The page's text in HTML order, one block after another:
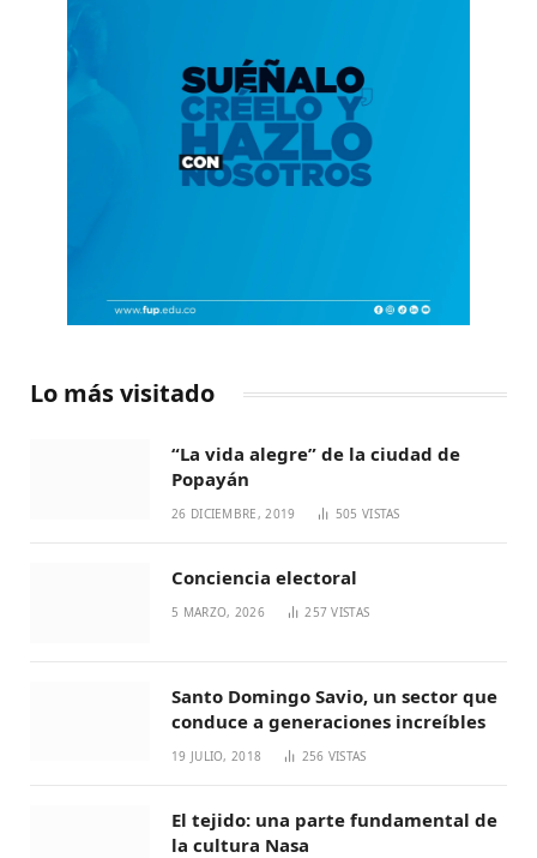
Lo más visitado
“La vida alegre” de la ciudad de
Popayán
26 DICIEMBRE, 2019 505 VISTAS
Conciencia electoral
5 MARZO, 2026 257VISTAS
Santo Domingo Savio, un sector que
conduce a generaciones increíbles
19 JULIO, 2018 256 VISTAS
El tejido: una parte fundamental de
la cultura Nasa